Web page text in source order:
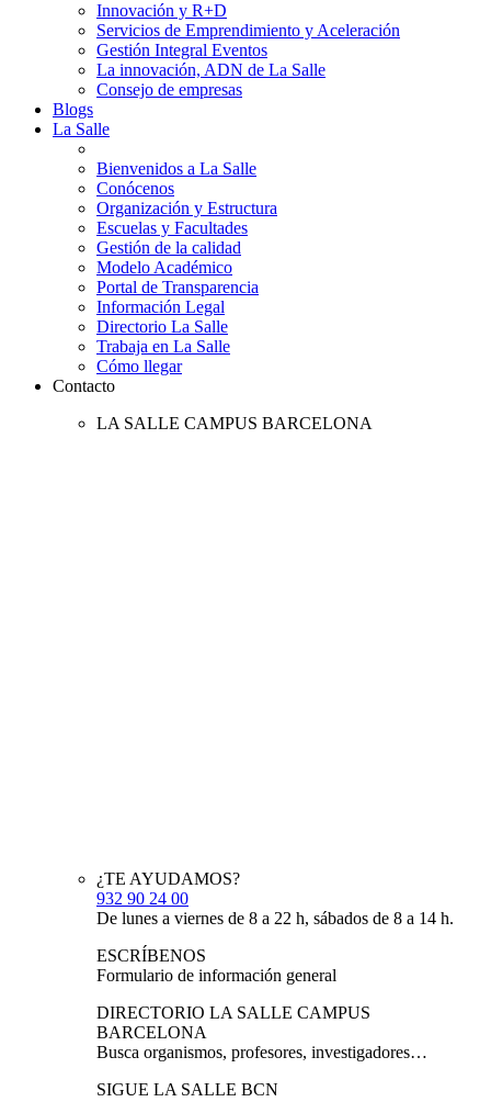
Innovación y R+D
Servicios de Emprendimiento y Aceleración
Gestión Integral Eventos
La innovación, ADN de La Salle
Consejo de empresas
Blogs
La Salle
Bienvenidos a La Salle
Conócenos
Organización y Estructura
Escuelas y Facultades
Gestión de la calidad
Modelo Académico
Portal de Transparencia
Información Legal
Directorio La Salle
Trabaja en La Salle
Cómo llegar
Contacto
LA SALLE CAMPUS BARCELONA
¿TE AYUDAMOS?
932 90 24 00
De lunes a viernes de 8 a 22 h, sábados de 8 a 14 h.
ESCRÍBENOS
Formulario de información general
DIRECTORIO LA SALLE CAMPUS
BARCELONA
Busca organismos, profesores, investigadores…
SIGUE LA SALLE BCN